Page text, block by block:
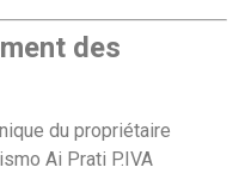
des
du propriétaire
Ai Prati P.IVA